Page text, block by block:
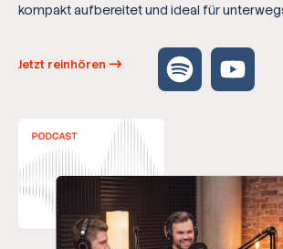
kompakt aufbereitet und ideal für
Jetzt reinhören